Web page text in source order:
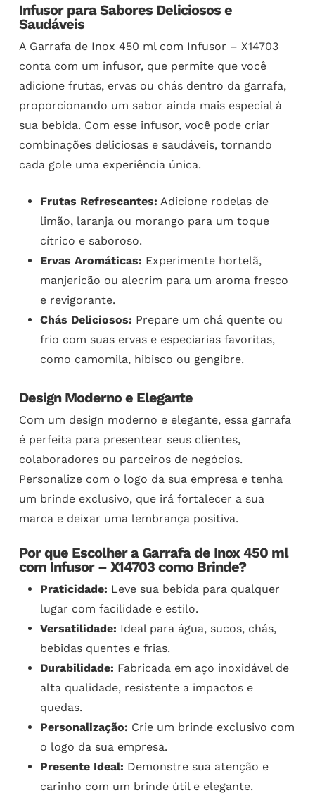
Infusor para Sabores Deliciosos e
Saudáveis
A Garrafa de Inox 450 ml com Infusor – X14703
conta com um infusor, que permite que você
adicione frutas, ervas ou chás dentro da garrafa,
proporcionando um sabor ainda mais especial à
sua bebida. Com esse infusor, você pode criar
combinações deliciosas e saudáveis, tornando
cada gole uma experiência única.
Frutas Refrescantes: Adicione rodelas de
limão, laranja ou morango para um toque
cítrico e saboroso.
Ervas Aromáticas: Experimente hortelã,
manjericão ou alecrim para um aroma fresco
e revigorante.
Chás Deliciosos: Prepare um chá quente ou
frio com suas ervas e especiarias favoritas,
como camomila, hibisco ou gengibre.
Design Moderno e Elegante
Com um design moderno e elegante, essa garrafa
é perfeita para presentear seus clientes,
colaboradores ou parceiros de negócios.
Personalize com o logo da sua empresa e tenha
um brinde exclusivo, que irá fortalecer a sua
marca e deixar uma lembrança positiva.
Por que Escolher a Garrafa de Inox 450 ml
com Infusor – X14703 como Brinde?
Praticidade: Leve sua bebida para qualquer
lugar com facilidade e estilo.
Versatilidade: Ideal para água, sucos, chás,
bebidas quentes e frias.
Durabilidade: Fabricada em aço inoxidável de
alta qualidade, resistente a impactos e
quedas.
Personalização: Crie um brinde exclusivo com
o logo da sua empresa.
Presente Ideal: Demonstre sua atenção e
carinho com um brinde útil e elegante.